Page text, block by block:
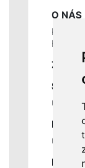
O NÁS
Kontakty
Ceník